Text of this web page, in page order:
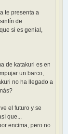
te presenta a
de
si es genial,
de katakuri es en
un barco,
no ha llegado a
el futuro y se
que...
encima, pero no